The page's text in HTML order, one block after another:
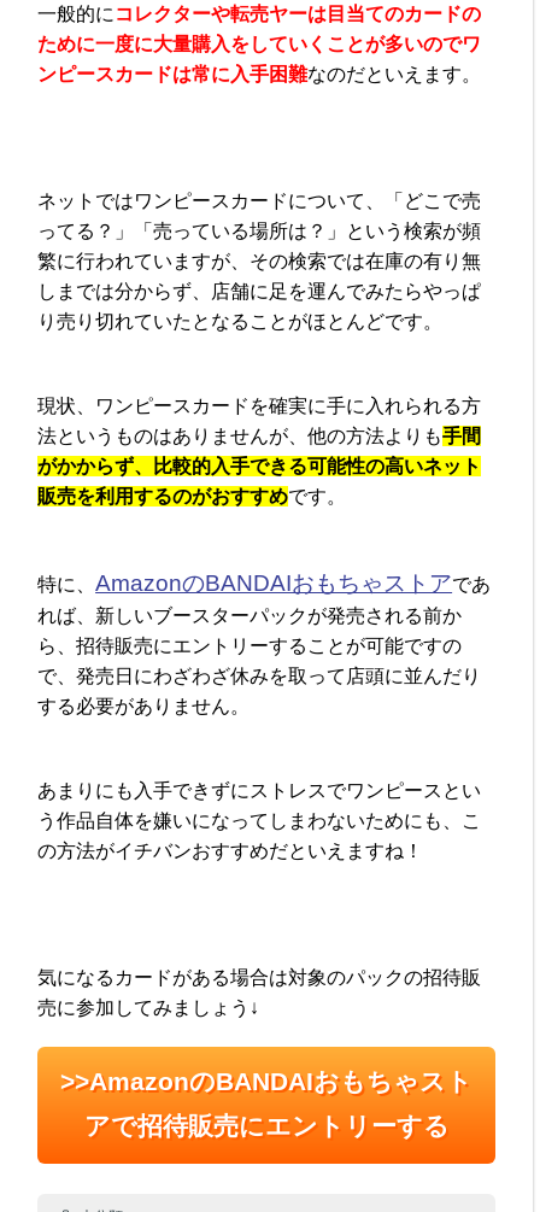
一般的に コレクターや転売ヤーは目当てのカードの
ために一度に大量購入をしていくことが多いのでワ
ンピースカードは常に入手困難なのだといえます。
ネットではワンピースカードについて、「どこで売
ってる？」「売っている場所は？」という検索が頻
繁に行われていますが、その検索では在庫の有り無
しまでは分からず、店舗に足を運んでみたらやっぱ
り売り切れていたとなることがほとんどです。
現状、ワンピースカードを確実に手に入れられる方
法というものはありませんが、他の方法よりも手間
がかからず、比較的入手できる可能性の高いネット
販売を利用するのがおすすめです。
特に、AmazonのBANDAIおもちゃストアであ
れば、新しいブースターパックが発売される前か
ら、招待販売にエントリーすることが可能ですの
で、発売日にわざわざ休みを取って店頭に並んだり
する必要がありません。
あまりにも入手できずにストレスでワンピースとい
う作品自体を嫌いになってしまわないためにも、こ
の方法がイチバンおすすめだといえますね！
気になるカードがある場合は対象のパックの招待販
売に参加してみましょう↓
>>AmazonのBANDAIおもちゃスト
アで招待販売にエントリーする